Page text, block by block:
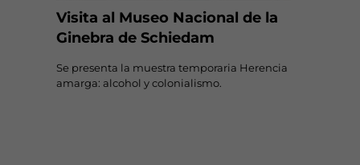
Visita al Museo Nacional de la
Ginebra de Schiedam
Se presenta la muestra temporaria Herencia
amarga: alcohol y colonialismo.